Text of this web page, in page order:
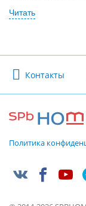
ЖК и различные
Контакты
Политика